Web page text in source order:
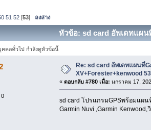
51 52 [53] ลงล่าง
หัวข้อ: sd card อัพเดทแผน
(อ่าน 331802 ครั้ง)
คลทั่วไป กำลังดูหัวข้อนี้
0
Re: sd card อัพเดทแผนที่
XV+Forester+kenwood
« ตอบกลับ #780 เมื่อ: มกราคม 17,
sd card โปรแกรมGPSพร้อมแผน
Garmin Nuvi ,Garmin